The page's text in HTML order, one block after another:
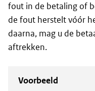
fout in de betaling of
de fout herstelt vóór
daarna, mag u de
aftrekken.
Voorbeeld